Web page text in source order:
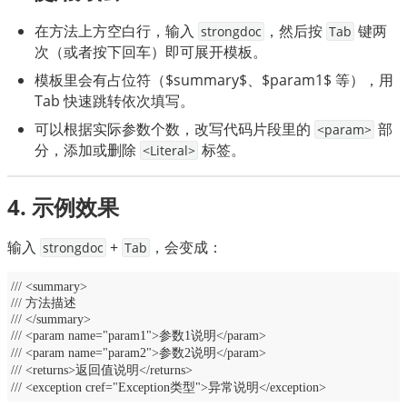
在方法上方空白行，输入 strongdoc ，然后按 Tab 键两
次（或者按下回车）即可展开模板。
模板里会有占位符（$summary$、$param1$ 等），用
Tab 快速跳转依次填写。
可以根据实际参数个数，改写代码片段里的 <param> 部
分，添加或删除 <Literal> 标签。
4. 示例效果
输入 strongdoc + Tab ，会变成：
/// <summary>
/// 方法描述
/// </summary>
/// <param name="param1">参数1说明</param>
/// <param name="param2">参数2说明</param>
/// <returns>返回值说明</returns>
/// <exception cref="Exception类型">异常说明</exception>